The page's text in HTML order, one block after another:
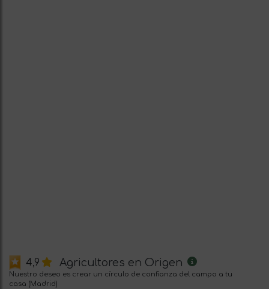
4,9 Agricultores en Origen
Nuestro deseo es crear un círculo de confianza del campo a tu
casa (Madrid)